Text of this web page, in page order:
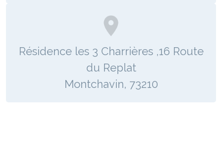
Résidence les 3 Charrières ,16 Route
du Replat
Montchavin, 73210